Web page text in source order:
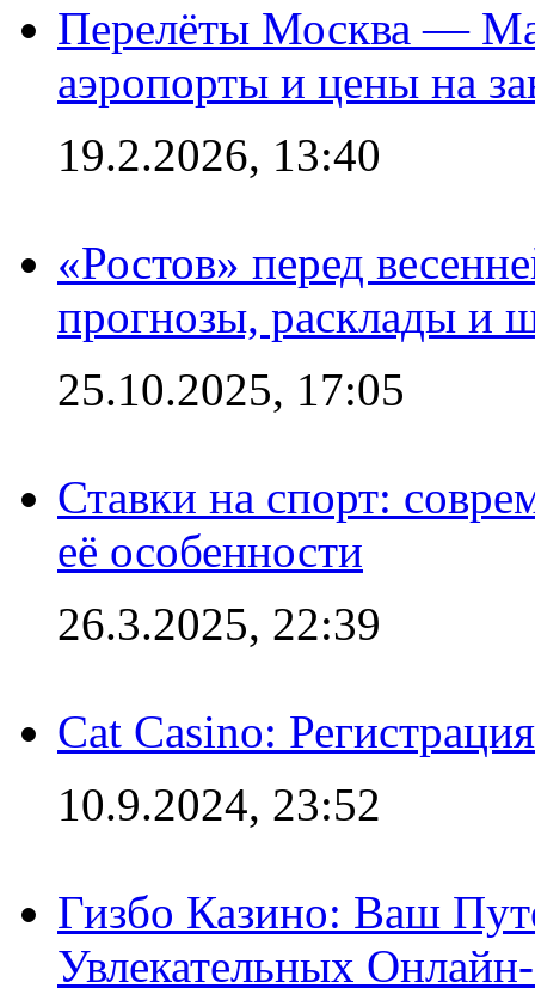
Перелёты Москва —
аэропорты и цены на
19.2.2026, 13:40
«Ростов» перед
прогнозы, расклады и
25.10.2025, 17:05
Ставки на спорт:
её особенности
26.3.2025, 22:39
Cat Casino:
10.9.2024, 23:52
Гизбо Казино: Ваш
Увлекательных